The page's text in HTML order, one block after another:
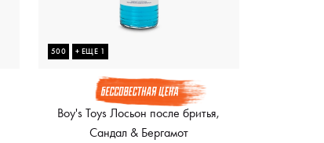
500 + ЕЩЕ 1
Boy's Toys Лосьон после бритья,
Сандал & Бергамот